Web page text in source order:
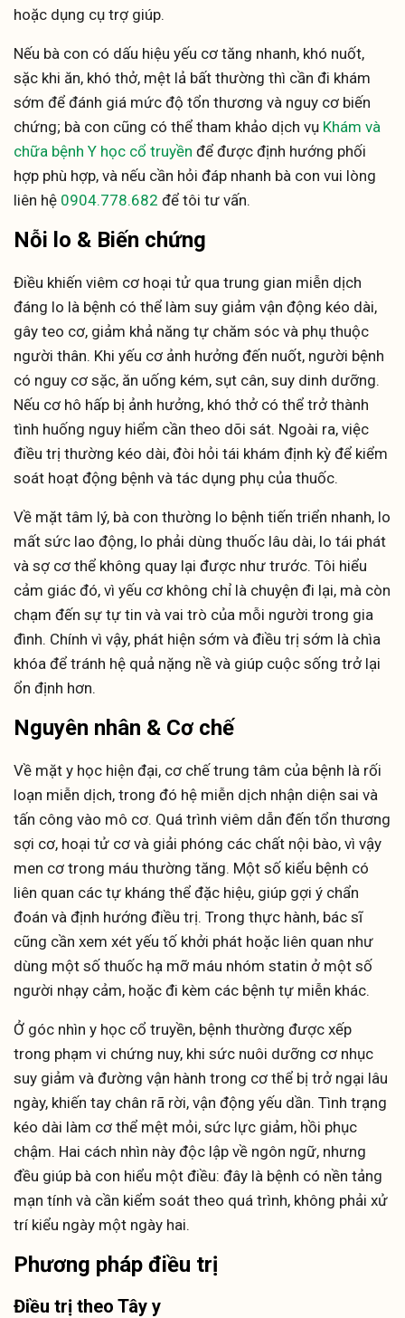
hoặc dụng cụ trợ giúp.
Nếu bà con có dấu hiệu yếu cơ tăng nhanh, khó nuốt,
sặc khi ăn, khó thở, mệt lả bất thường thì cần đi khám
sớm để đánh giá mức độ tổn thương và nguy cơ biến
chứng; bà con cũng có thể tham khảo dịch vụ Khám và
chữa bệnh Y học cổ truyền để được định hướng phối
hợp phù hợp, và nếu cần hỏi đáp nhanh bà con vui lòng
liên hệ 0904.778.682 để tôi tư vấn.
Nỗi lo & Biến chứng
Điều khiến viêm cơ hoại tử qua trung gian miễn dịch
đáng lo là bệnh có thể làm suy giảm vận động kéo dài,
gây teo cơ, giảm khả năng tự chăm sóc và phụ thuộc
người thân. Khi yếu cơ ảnh hưởng đến nuốt, người bệnh
có nguy cơ sặc, ăn uống kém, sụt cân, suy dinh dưỡng.
Nếu cơ hô hấp bị ảnh hưởng, khó thở có thể trở thành
tình huống nguy hiểm cần theo dõi sát. Ngoài ra, việc
điều trị thường kéo dài, đòi hỏi tái khám định kỳ để kiểm
soát hoạt động bệnh và tác dụng phụ của thuốc.
Về mặt tâm lý, bà con thường lo bệnh tiến triển nhanh, lo
mất sức lao động, lo phải dùng thuốc lâu dài, lo tái phát
và sợ cơ thể không quay lại được như trước. Tôi hiểu
cảm giác đó, vì yếu cơ không chỉ là chuyện đi lại, mà còn
chạm đến sự tự tin và vai trò của mỗi người trong gia
đình. Chính vì vậy, phát hiện sớm và điều trị sớm là chìa
khóa để tránh hệ quả nặng nề và giúp cuộc sống trở lại
ổn định hơn.
Nguyên nhân & Cơ chế
Về mặt y học hiện đại, cơ chế trung tâm của bệnh là rối
loạn miễn dịch, trong đó hệ miễn dịch nhận diện sai và
tấn công vào mô cơ. Quá trình viêm dẫn đến tổn thương
sợi cơ, hoại tử cơ và giải phóng các chất nội bào, vì vậy
men cơ trong máu thường tăng. Một số kiểu bệnh có
liên quan các tự kháng thể đặc hiệu, giúp gợi ý chẩn
đoán và định hướng điều trị. Trong thực hành, bác sĩ
cũng cần xem xét yếu tố khởi phát hoặc liên quan như
dùng một số thuốc hạ mỡ máu nhóm statin ở một số
người nhạy cảm, hoặc đi kèm các bệnh tự miễn khác.
Ở góc nhìn y học cổ truyền, bệnh thường được xếp
trong phạm vi chứng nuy, khi sức nuôi dưỡng cơ nhục
suy giảm và đường vận hành trong cơ thể bị trở ngại lâu
ngày, khiến tay chân rã rời, vận động yếu dần. Tình trạng
kéo dài làm cơ thể mệt mỏi, sức lực giảm, hồi phục
chậm. Hai cách nhìn này độc lập về ngôn ngữ, nhưng
đều giúp bà con hiểu một điều: đây là bệnh có nền tảng
mạn tính và cần kiểm soát theo quá trình, không phải xử
trí kiểu ngày một ngày hai.
Phương pháp điều trị
Điều trị theo Tây y